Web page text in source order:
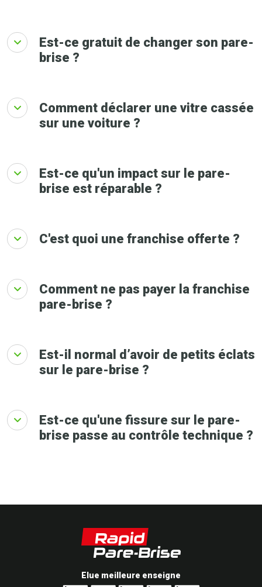
Est-ce gratuit de changer son pare-
brise ?
Comment déclarer une vitre cassée
sur une voiture ?
Est-ce qu'un impact sur le pare-
brise est réparable ?
C'est quoi une franchise offerte ?
Comment ne pas payer la franchise
pare-brise ?
Est-il normal d’avoir de petits éclats
sur le pare-brise ?
Est-ce qu'une fissure sur le pare-
brise passe au contrôle technique ?
Elue meilleure enseigne